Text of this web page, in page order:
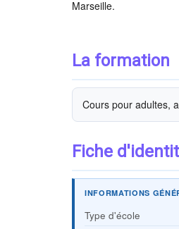
Marseille.
La formation
Cours pour adultes,
Fiche
INFORMATIONS
Type d'école